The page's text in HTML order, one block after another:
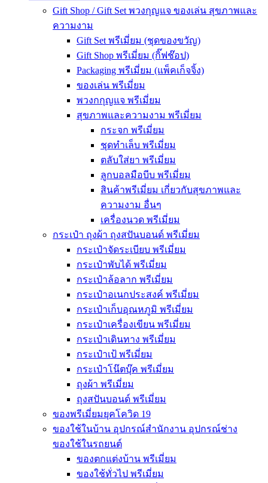
Gift Shop / Gift Set พวงกุญแจ ของเล่น สุขภาพและ
ความงาม
Gift Set พรีเมี่ยม (ชุดของขวัญ)
Gift Shop พรีเมี่ยม (กิ๊ฟช๊อป)
Packaging พรีเมี่ยม (แพ็คเก็จจิ้ง)
ของเล่น พรีเมี่ยม
พวงกกุญแจ พรีเมี่ยม
สุขภาพและความงาม พรีเมี่ยม
กระจก พรีเมี่ยม
ชุดทำเล็บ พรีเมี่ยม
ตลับใส่ยา พรีเมี่ยม
ลูกบอลมือบีบ พรีเมี่ยม
สินค้าพรีเมี่ยม เกี่ยวกับสุขภาพและ
ความงาม อื่นๆ
เครื่องนวด พรีเมี่ยม
กระเป๋า ถุงผ้า ถุงสปันบอนด์ พรีเมี่ยม
กระเป๋าจัดระเบียบ พรีเมี่ยม
กระเป๋าพับได้ พรีเมี่ยม
กระเป๋าล้อลาก พรีเมี่ยม
กระเป๋าอเนกประสงค์ พรีเมี่ยม
กระเป๋าเก็บอุณหภูมิ พรีเมี่ยม
กระเป๋าเครื่องเขียน พรีเมี่ยม
กระเป๋าเดินทาง พรีเมี่ยม
กระเป๋าเป้ พรีเมี่ยม
กระเป๋าโน๊ตบุ๊ค พรีเมี่ยม
ถุงผ้า พรีเมี่ยม
ถุงสปันบอนด์ พรีเมี่ยม
ของพรีเมี่ยมยุคโควิด 19
ของใช้ในบ้าน อุปกรณ์สำนักงาน อุปกรณ์ช่าง
ของใช้ในรถยนต์
ของตกแต่งบ้าน พรีเมี่ยม
ของใช้ทั่วไป พรีเมี่ยม